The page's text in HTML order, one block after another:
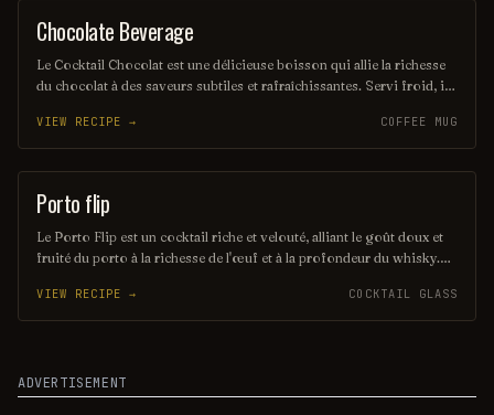
COCOA
Chocolate Beverage
Le Cocktail Chocolat est une délicieuse boisson qui allie la richesse
du chocolat à des saveurs subtiles et rafraîchissantes. Servi froid, il
amateurs de douceurs. Idéal pour les soirées entre amis ou comme
dessert liquide, ce cocktail séduira les papilles des plus exigeants.
VIEW RECIPE → COFFEE MUG
ORDINARY DRINK
Porto flip
Le Porto Flip est un cocktail riche et velouté, alliant le goût doux et
fruité du porto à la richesse de l'œuf et à la profondeur du whisky.
muscade, offrant une expérience gustative réconfortante et élégante.
Parfait pour les soirées d'hiver, il séduit par son équilibre subtil
VIEW RECIPE → COCKTAIL GLASS
ADVERTISEMENT